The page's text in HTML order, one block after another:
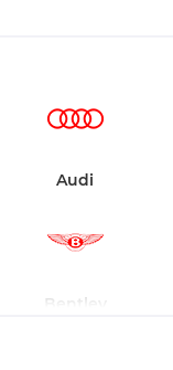
Audi
Bentley